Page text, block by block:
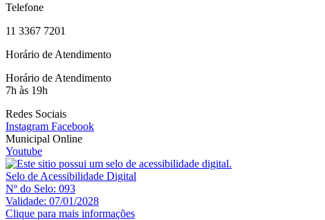
Telefone
11 3367 7201
Horário de Atendimento
Horário de Atendimento
7h às 19h
Redes Sociais
Instagram Facebook
Municipal Online
Youtube
Selo de Acessibilidade Digital
Nº do Selo: 093
Validade: 07/01/2028
Clique para mais informações